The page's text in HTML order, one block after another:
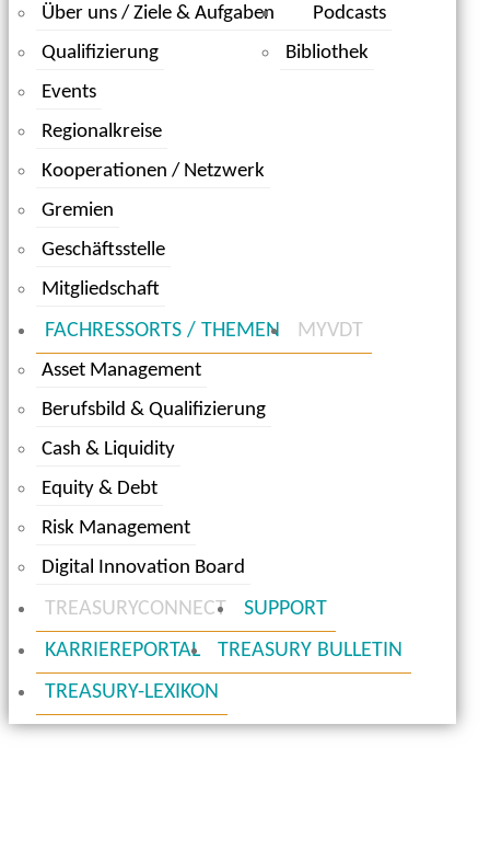
Über uns / Ziele & Aufgaben
Qualifizierung
Events
Regionalkreise
Kooperationen / Netzwerk
Gremien
Geschäftsstelle
Mitgliedschaft
Podcasts
Bibliothek
FACHRESSORTS / THEMEN
Asset Management
Berufsbild & Qualifizierung
Cash & Liquidity
Equity & Debt
Risk Management
Digital Innovation Board
MYVDT
TREASURYCONNECT
SUPPORT
KARRIEREPORTAL
TREASURY BULLETIN
TREASURY-LEXIKON